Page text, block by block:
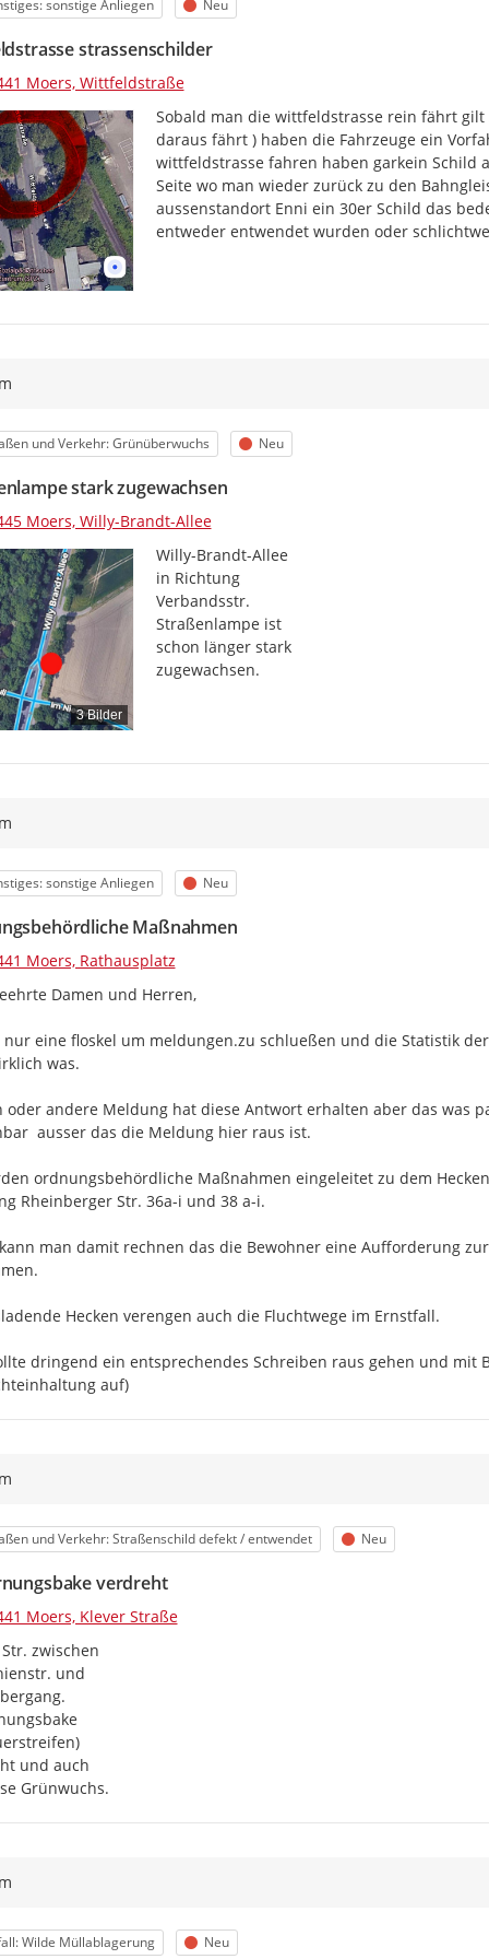
sonstige Anliegen Status
Neu
strassenschilder
Moers, Wittfeldstraße
Sobald man die wittfeldstrasse rein fährt
daraus fährt ) haben die Fahrzeuge ein
wittfeldstrasse fahren haben garkein Schild
Seite wo man wieder zurück zu den
aussenstandort Enni ein 30er Schild das
entweder entwendet wurden oder
und Verkehr: Grünüberwuchs Status
Neu
stark zugewachsen
Moers, Willy-Brandt-Allee
3 Bilder
Willy-Brandt-Allee
in Richtung
Verbandsstr.
Straßenlampe ist
schon länger stark
zugewachsen.
sonstige Anliegen Status
Neu
Maßnahmen
Moers, Rathausplatz
Damen und Herren,
nur eine floskel um meldungen.zu schlueßen und die Statistik
was.
oder andere Meldung hat diese Antwort erhalten aber das was
ausser das die Meldung hier raus ist.
ordnungsbehördliche Maßnahmen eingeleitet zu dem
Rheinberger Str. 36a-i und 38 a-i.
man damit rechnen das die Bewohner eine Aufforderung
Hecken verengen auch die Fluchtwege im Ernstfall.
dringend ein entsprechendes Schreiben raus gehen und mit
auf)
und Verkehr: Straßenschild defekt / entwendet Status
Neu
verdreht
Moers, Klever Straße
zwischen
und
und auch
Grünwuchs.
Wilde Müllablagerung Status
Neu